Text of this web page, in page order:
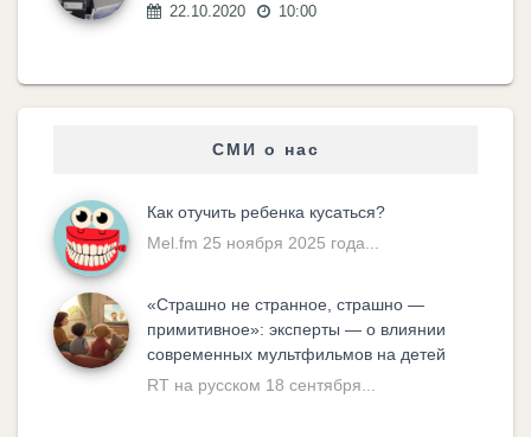
22.10.2020 10:00
СМИ о нас
Как отучить ребенка кусаться?
Mel.fm 25 ноября 2025 года...
«Cтрашно не странное, страшно —
примитивное»: эксперты — о влиянии
современных мультфильмов на детей
RT на русском 18 сентября...